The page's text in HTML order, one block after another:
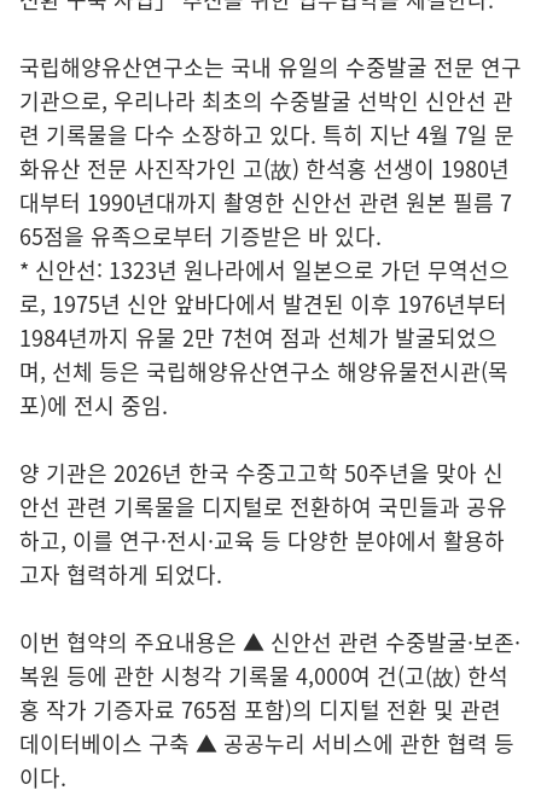
국립해양유산연구소는 국내 유일의 수중발굴 전문 연구
기관으로, 우리나라 최초의 수중발굴 선박인 신안선 관
련 기록물을 다수 소장하고 있다. 특히 지난 4월 7일 문
화유산 전문 사진작가인 고(故) 한석홍 선생이 1980년
대부터 1990년대까지 촬영한 신안선 관련 원본 필름 7
65점을 유족으로부터 기증받은 바 있다.
* 신안선: 1323년 원나라에서 일본으로 가던 무역선으
로, 1975년 신안 앞바다에서 발견된 이후 1976년부터
1984년까지 유물 2만 7천여 점과 선체가 발굴되었으
며, 선체 등은 국립해양유산연구소 해양유물전시관(목
포)에 전시 중임.
양 기관은 2026년 한국 수중고고학 50주년을 맞아 신
안선 관련 기록물을 디지털로 전환하여 국민들과 공유
하고, 이를 연구·전시·교육 등 다양한 분야에서 활용하
고자 협력하게 되었다.
이번 협약의 주요내용은 ▲ 신안선 관련 수중발굴·보존·
복원 등에 관한 시청각 기록물 4,000여 건(고(故) 한석
홍 작가 기증자료 765점 포함)의 디지털 전환 및 관련
데이터베이스 구축 ▲ 공공누리 서비스에 관한 협력 등
이다.